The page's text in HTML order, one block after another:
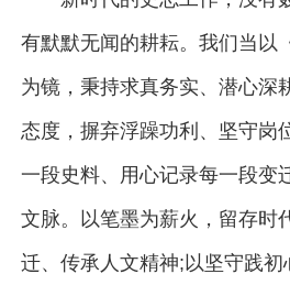
有默默无闻的耕耘。我们当以
为镜，秉持求真务实、潜心深
态度，摒弃浮躁功利、坚守岗
一段史料、用心记录每一段变
文脉。以笔墨为薪火，留存时
迁、传承人文精神;以坚守践